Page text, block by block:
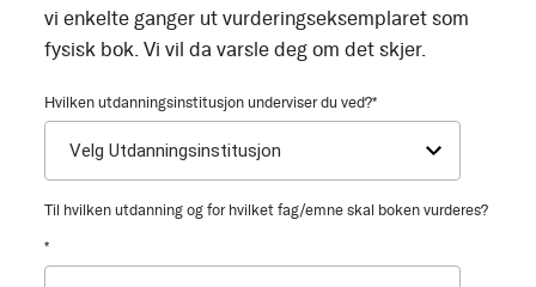
vi enkelte ganger ut vurderingseksemplaret som
fysisk bok. Vi vil da varsle deg om det skjer.
Hvilken utdanningsinstitusjon underviser du ved?*
Til hvilken utdanning og for hvilket fag/emne skal boken vurderes?
*